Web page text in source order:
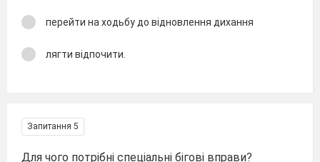
перейти на ходьбу до відновлення дихання
лягти відпочити.
Запитання 5
Для чого потрібні спеціальні бігові вправи?